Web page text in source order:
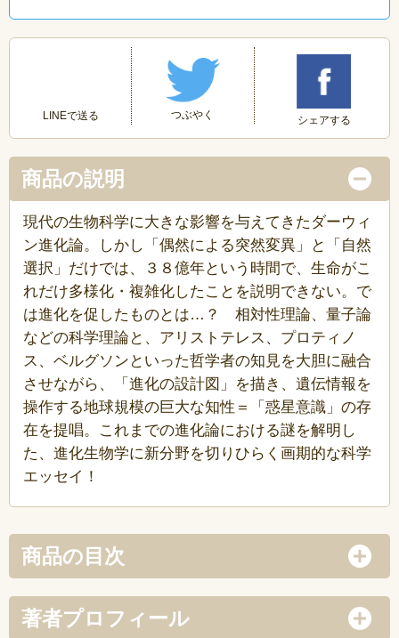
LINEで送る つぶやく シェアする
商品の説明
現代の生物科学に大きな影響を与えてきたダーウィ
ン進化論。しかし「偶然による突然変異」と「自然
選択」だけでは、３８億年という時間で、生命がこ
れだけ多様化・複雑化したことを説明できない。で
は進化を促したものとは…？ 相対性理論、量子論
などの科学理論と、アリストテレス、プロティノ
ス、ベルグソンといった哲学者の知見を大胆に融合
させながら、「進化の設計図」を描き、遺伝情報を
操作する地球規模の巨大な知性＝「惑星意識」の存
在を提唱。これまでの進化論における謎を解明し
た、進化生物学に新分野を切りひらく画期的な科学
エッセイ！
商品の目次
著者プロフィール